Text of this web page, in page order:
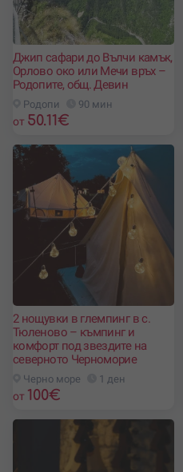
Джип сафари до Вълчи камък,
Орлово око или Мечи връх –
Родопите, общ. Девин
Родопи 90 мин
от 50.11€
2 нощувки в глемпинг в с.
Тюленово – къмпинг и
комфорт под звездите на
северното Черноморие
Черно море 1 ден
от 100€